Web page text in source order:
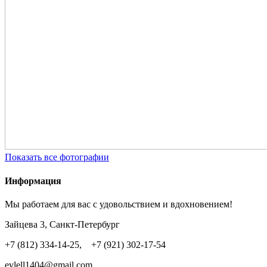
Показать все фотографии
Информация
Мы работаем для вас с удовольствием и вдохновением!
Зайцева 3, Санкт-Петербург
+7 (812) 334-14-25, +7 (921) 302-17-54
evlell1404@gmail.com